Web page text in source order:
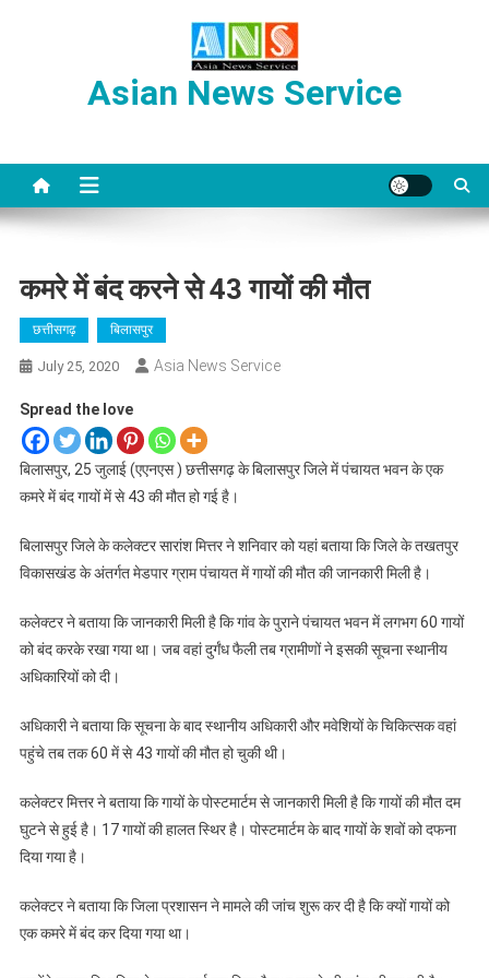
Asian News Service
कमरे में बंद करने से 43 गायों की मौत
छत्तीसगढ़ बिलासपुर
July 25, 2020 Asia News Service
Spread the love
बिलासपुर, 25 जुलाई (एएनएस ) छत्तीसगढ़ के बिलासपुर जिले में पंचायत भवन के एक
कमरे में बंद गायों में से 43 की मौत हो गई है।
बिलासपुर जिले के कलेक्टर सारांश मित्तर ने शनिवार को यहां बताया कि जिले के तखतपुर
विकासखंड के अंतर्गत मेडपार ग्राम पंचायत में गायों की मौत की जानकारी मिली है।
कलेक्टर ने बताया कि जानकारी मिली है कि गांव के पुराने पंचायत भवन में लगभग 60 गायों
को बंद करके रखा गया था। जब वहां दुर्गंध फैली तब ग्रामीणों ने इसकी सूचना स्थानीय
अधिकारियों को दी।
अधिकारी ने बताया कि सूचना के बाद स्थानीय अधिकारी और मवेशियों के चिकित्सक वहां
पहुंचे तब तक 60 में से 43 गायों की मौत हो चुकी थी।
कलेक्टर मित्तर ने बताया कि गायों के पोस्टमार्टम से जानकारी मिली है कि गायों की मौत दम
घुटने से हुई है। 17 गायों की हालत स्थिर है। पोस्टमार्टम के बाद गायों के शवों को दफना
दिया गया है।
कलेक्टर ने बताया कि जिला प्रशासन ने मामले की जांच शुरू कर दी है कि क्यों गायों को
एक कमरे में बंद कर दिया गया था।